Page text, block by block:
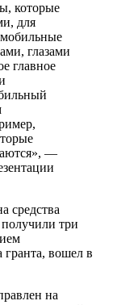
которые
для
мобильные
глазами
главное
—
средства
три
гранта, вошел в
на